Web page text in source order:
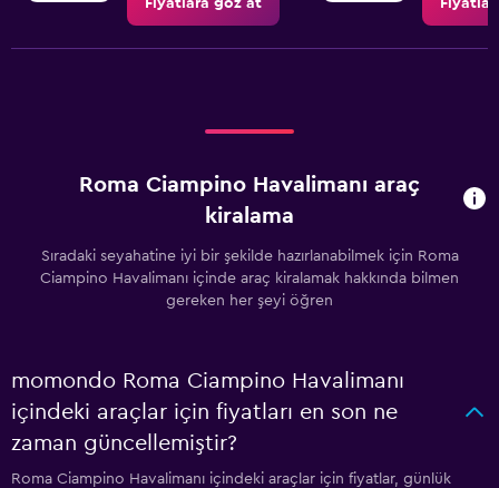
Fiyatlara göz at
Roma Ciampino Havalimanı araç
kiralama
Sıradaki seyahatine iyi bir şekilde hazırlanabilmek için Roma
Ciampino Havalimanı içinde araç kiralamak hakkında bilmen
gereken her şeyi öğren
momondo Roma Ciampino Havalimanı
içindeki araçlar için fiyatları en son ne
zaman güncellemiştir?
Roma Ciampino Havalimanı içindeki araçlar için fiyatlar, günlük